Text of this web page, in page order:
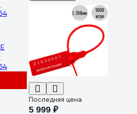
Последняя цена
5 999 ₽